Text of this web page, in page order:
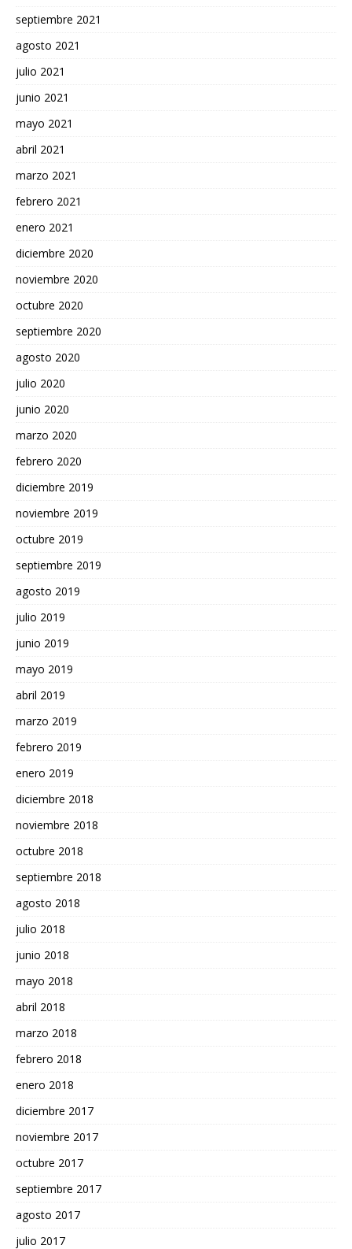
septiembre 2021
agosto 2021
julio 2021
junio 2021
mayo 2021
abril 2021
marzo 2021
febrero 2021
enero 2021
diciembre 2020
noviembre 2020
octubre 2020
septiembre 2020
agosto 2020
julio 2020
junio 2020
marzo 2020
febrero 2020
diciembre 2019
noviembre 2019
octubre 2019
septiembre 2019
agosto 2019
julio 2019
junio 2019
mayo 2019
abril 2019
marzo 2019
febrero 2019
enero 2019
diciembre 2018
noviembre 2018
octubre 2018
septiembre 2018
agosto 2018
julio 2018
junio 2018
mayo 2018
abril 2018
marzo 2018
febrero 2018
enero 2018
diciembre 2017
noviembre 2017
octubre 2017
septiembre 2017
agosto 2017
julio 2017